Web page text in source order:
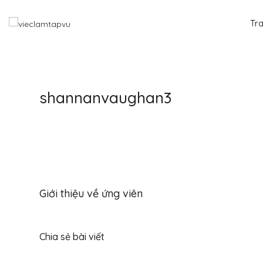
shannanvaughan3
Giới thiệu về ứng viên
Chia sẻ bài viết